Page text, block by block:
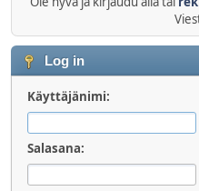
Log in
Käyttäjänimi:
Salasana: